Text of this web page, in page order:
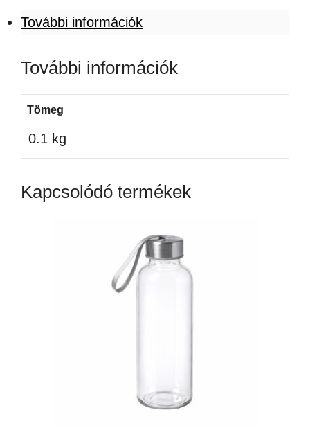
További információk
További információk
Tömeg
0.1 kg
Kapcsolódó termékek